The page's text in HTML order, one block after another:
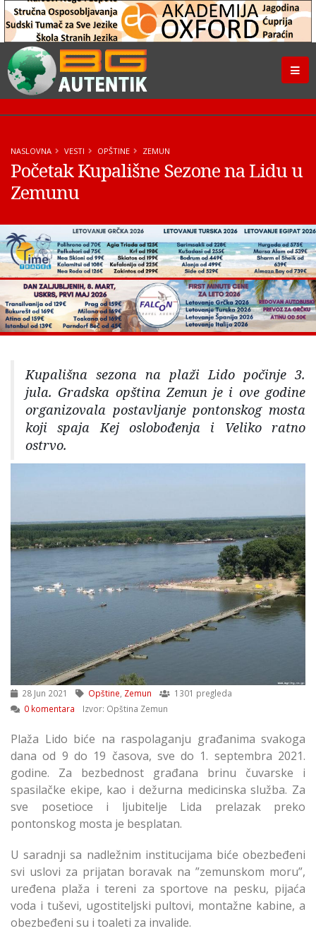
NASLOVNA VESTI OPŠTINE ZEMUN
Početak Kupališne Sezone na Lidu u
Zemunu
Kupališna sezona na plaži Lido počinje 3.
jula. Gradska opština Zemun je i ove godine
organizovala postavljanje pontonskog mosta
koji spaja Kej oslobođenja i Veliko ratno
ostrvo.
28 Jun 2021 Opštine Zemun
1301 pregleda
0 komentara
Izvor: Opština Zemun
Plaža Lido biće na raspolaganju građanima svakoga
dana od 9 do 19 časova, sve do 1. septembra 2021.
godine. Za bezbednost građana brinu čuvarske i
spasilačke ekipe, kao i dežurna medicinska služba. Za
sve posetioce i ljubitelje Lida prelazak preko
pontonskog mosta je besplatan.
U saradnji sa nadležnim institucijama biće obezbeđeni
svi uslovi za prijatan boravak na ”zemunskom moru”,
uređena plaža i tereni za sportove na pesku, pijaća
voda i tuševi, ugostiteljski pultovi, montažne kabine, a
obezbeđeni su i toaleti za invalide.